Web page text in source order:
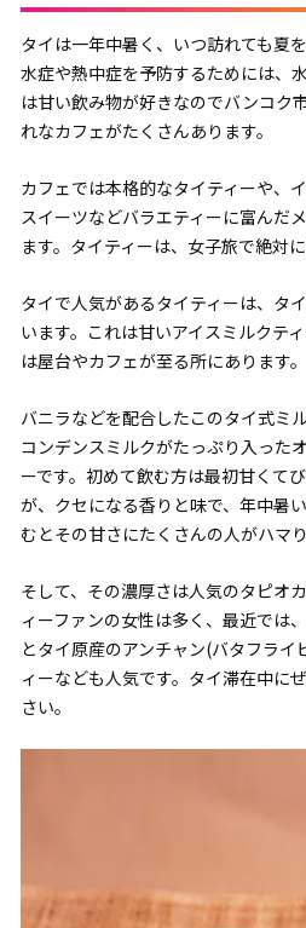
タイは一年中暑く、いつ訪れても夏
水症や熱中症を予防するためには、
は甘い飲み物が好きなのでバンコク
れなカフェがたくさんあります。
カフェでは本格的なタイティーや、
スイーツなどバラエティーに富んだ
ます。タイティーは、女子旅で絶対
タイで人気があるタイティーは、タ
います。これは甘いアイスミルクテ
は屋台やカフェが至る所にあります。
バニラなどを配合したこのタイ式ミ
コンデンスミルクがたっぷり入った
ーです。初めて飲む方は最初甘くて
が、クセになる香りと味で、年中暑
むとその甘さにたくさんの人がハマり
そして、その濃厚さは人気のタピオ
ィーファンの女性は多く、最近では
とタイ原産のアンチャン(バタフライ
ィーなども人気です。タイ滞在中に
さい。